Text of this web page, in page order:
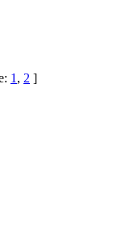
1 , 2 ]